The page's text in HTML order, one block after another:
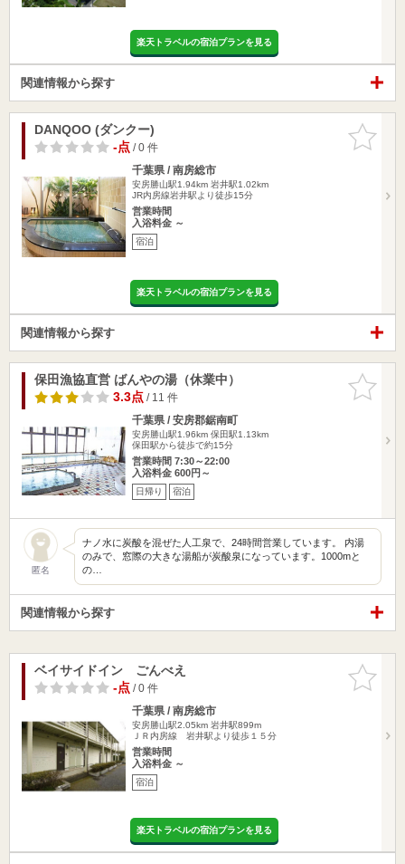
楽天トラベルの宿泊プランを見る
関連情報から探す
お気に入
りに追加
DANQOO (ダンクー)
-点/ 0 件
千葉県 / 南房総市
安房勝山駅1.94km 岩井駅1.02km
JR内房線岩井駅より徒歩15分
営業時間
入浴料金 ～
宿泊
楽天トラベルの宿泊プランを見る
関連情報から探す
お気に入
りに追加
保田漁協直営 ばんやの湯（休業中）
3.3点/ 11 件
千葉県 / 安房郡鋸南町
安房勝山駅1.96km 保田駅1.13km
保田駅から徒歩で約15分
営業時間 7:30～22:00
入浴料金 600円～
日帰り 宿泊
匿名
ナノ水に炭酸を混ぜた人工泉で、24時間営業しています。 内湯
のみで、窓際の大きな湯船が炭酸泉になっています。1000mと
の…
関連情報から探す
お気に入
りに追加
ベイサイドイン ごんべえ
-点/ 0 件
千葉県 / 南房総市
安房勝山駅2.05km 岩井駅899m
ＪＲ内房線 岩井駅より徒歩１５分
営業時間
入浴料金 ～
宿泊
楽天トラベルの宿泊プランを見る